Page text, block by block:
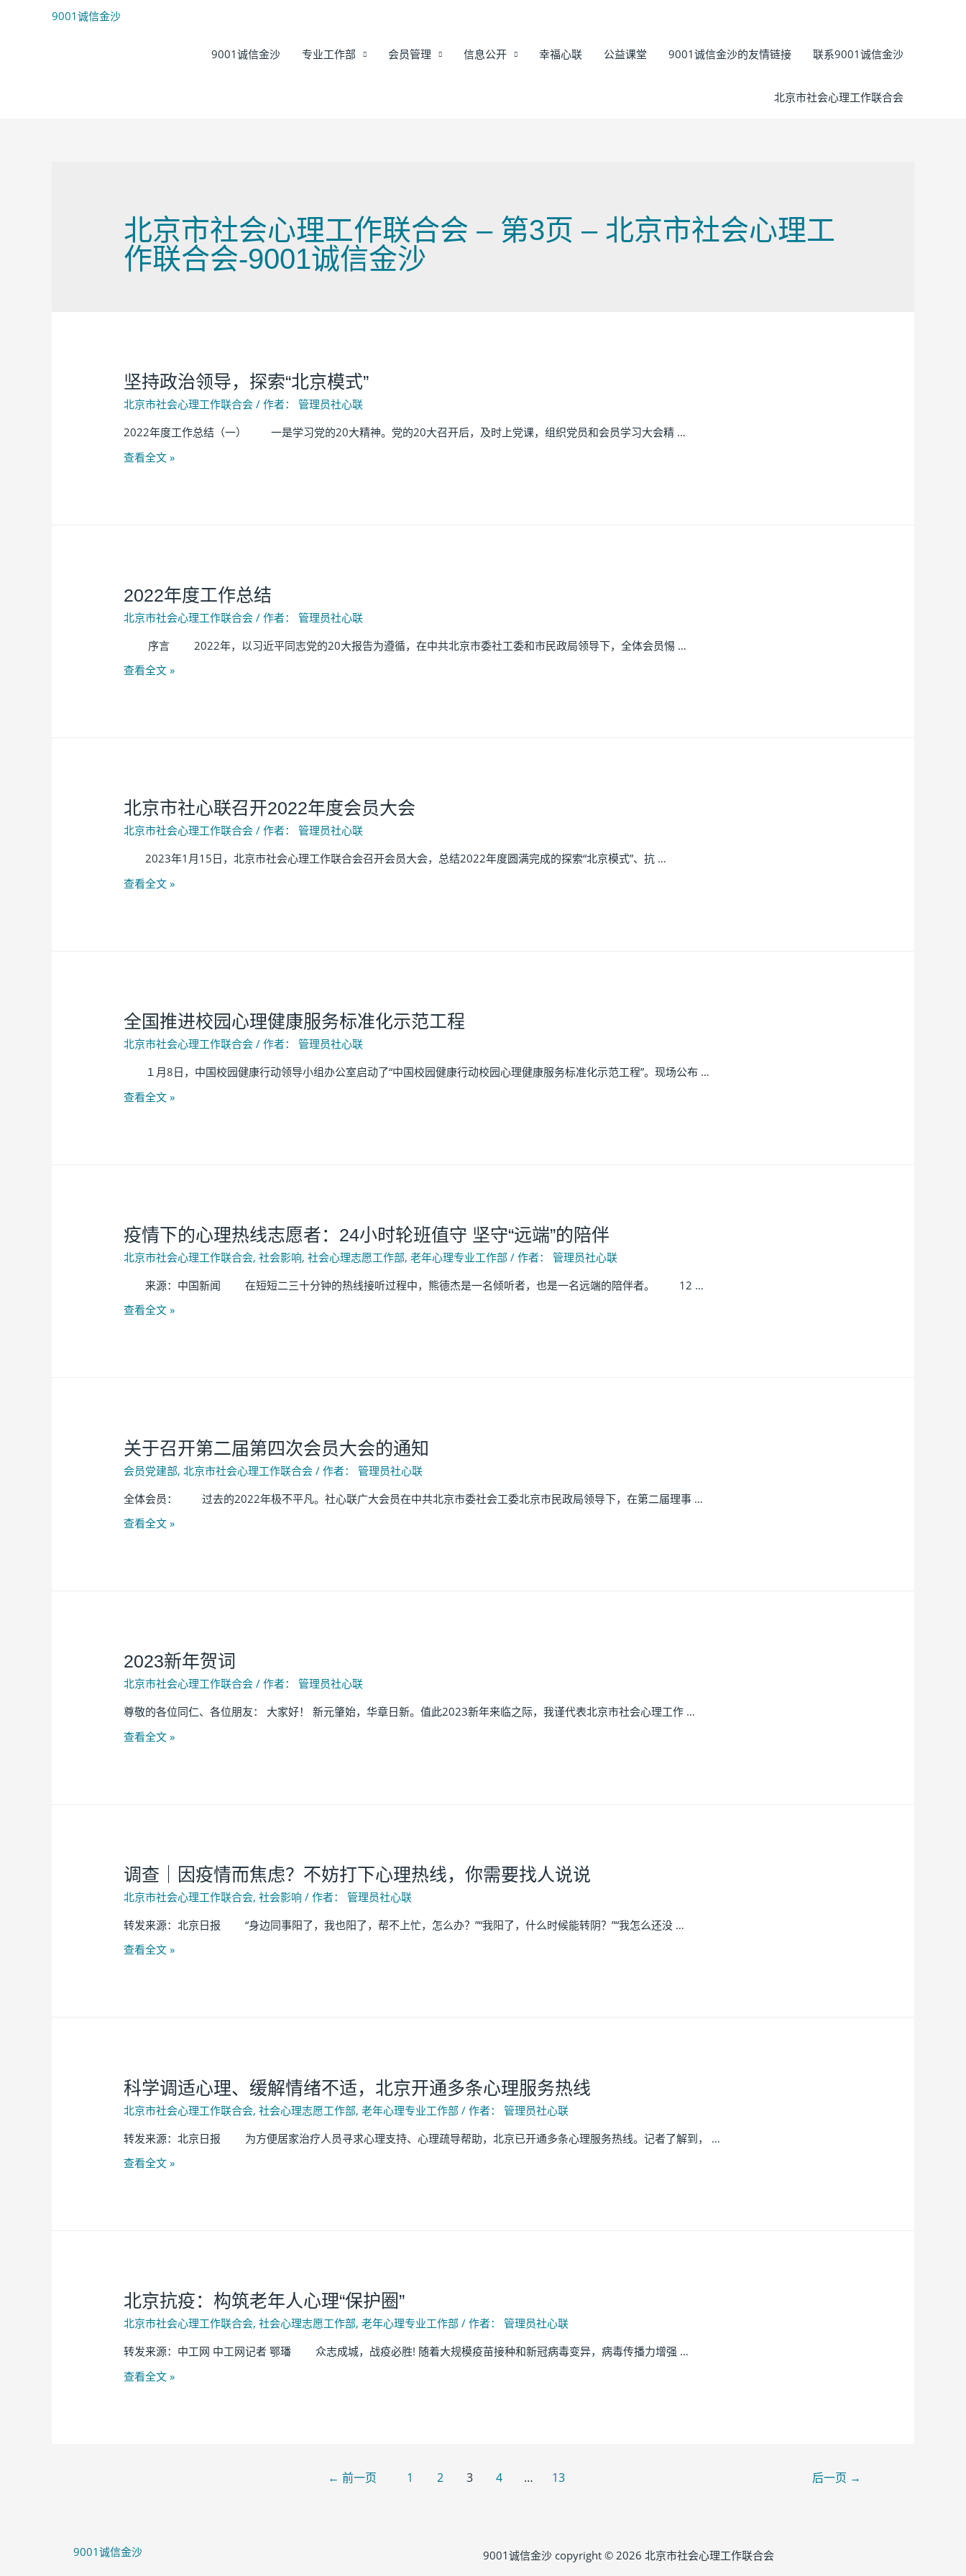
9001诚信金沙
9001诚信金沙 专业工作部 会员管理 信息公开 幸福心联 公益课堂 9001诚信金沙的友情链接 联系9001诚信金沙
北京市社会心理工作联合会
北京市社会心理工作联合会 – 第3页 – 北京市社会心理工
作联合会-9001诚信金沙
​坚持政治领导，探索“北京模式”
北京市社会心理工作联合会 / 作者：
管理员社心联
2022年度工作总结（一） 一是学习党的20大精神。党的20大召开后，及时上党课，组织党员和会员学习大会精 …
查看全文 »
2022年度工作总结
北京市社会心理工作联合会 / 作者：
管理员社心联
序言 2022年，以习近平同志党的20大报告为遵循，在中共北京市委社工委和市民政局领导下，全体会员惕 …
查看全文 »
北京市社心联召开2022年度会员大会
北京市社会心理工作联合会 / 作者：
管理员社心联
2023年1月15日，北京市社会心理工作联合会召开会员大会，总结2022年度圆满完成的探索“北京模式”、抗 …
查看全文 »
全国推进校园心理健康服务标准化示范工程
北京市社会心理工作联合会 / 作者：
管理员社心联
１月8日，中国校园健康行动领导小组办公室启动了“中国校园健康行动校园心理健康服务标准化示范工程”。现场公布 …
查看全文 »
疫情下的心理热线志愿者：24小时轮班值守 坚守“远端”的陪伴
北京市社会心理工作联合会,社会影响,社会心理志愿工作部,老年心理专业工作部 / 作者：
管理员社心联
来源：中国新闻 在短短二三十分钟的热线接听过程中，熊德杰是一名倾听者，也是一名远端的陪伴者。 12 …
查看全文 »
关于召开第二届第四次会员大会的通知
会员党建部,北京市社会心理工作联合会 / 作者：
管理员社心联
全体会员： 过去的2022年极不平凡。社心联广大会员在中共北京市委社会工委北京市民政局领导下，在第二届理事 …
查看全文 »
2023新年贺词
北京市社会心理工作联合会 / 作者：
管理员社心联
尊敬的各位同仁、各位朋友： 大家好！ 新元肇始，华章日新。值此2023新年来临之际，我谨代表北京市社会心理工作 …
查看全文 »
调查｜因疫情而焦虑？不妨打下心理热线，你需要找人说说
北京市社会心理工作联合会,社会影响 / 作者：
管理员社心联
转发来源：北京日报 “身边同事阳了，我也阳了，帮不上忙，怎么办？”“我阳了，什么时候能转阴？”“我怎么还没 …
查看全文 »
科学调适心理、缓解情绪不适，北京开通多条心理服务热线
北京市社会心理工作联合会,社会心理志愿工作部,老年心理专业工作部 / 作者：
管理员社心联
转发来源：北京日报 为方便居家治疗人员寻求心理支持、心理疏导帮助，北京已开通多条心理服务热线。记者了解到， …
查看全文 »
北京抗疫：构筑老年人心理“保护圈”
北京市社会心理工作联合会,社会心理志愿工作部,老年心理专业工作部 / 作者：
管理员社心联
转发来源：中工网 中工网记者 鄂璠 众志成城，战疫必胜! 随着大规模疫苗接种和新冠病毒变异，病毒传播力增强 …
查看全文 »
← 前一页 1 2 3 4 … 13 后一页 →
9001诚信金沙
9001诚信金沙 copyright © 2026 北京市社会心理工作联合会